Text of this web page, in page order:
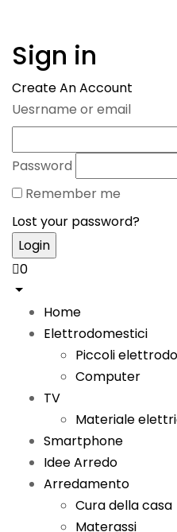
Sign in
Create An Account
Uesrname or email
Password
Remember me
Lost your password?
0
Home
Elettrodomestici
Piccoli
Computer
TV
Materiale
Smartphone
Idee Arredo
Arredamento
Cura della casa
Materassi